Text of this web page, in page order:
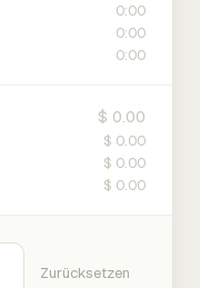
0:00
0:00
0:00
$ 0.00
$ 0.00
$ 0.00
$ 0.00
Zurücksetzen